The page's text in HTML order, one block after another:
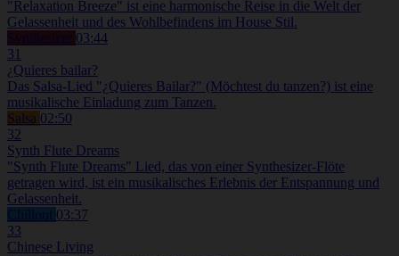
"Relaxation Breeze" ist eine harmonische Reise in die Welt der
Gelassenheit und des Wohlbefindens im House Stil.
Synthesizer 03:44
31
¿Quieres bailar?
Das Salsa-Lied "¿Quieres Bailar?" (Möchtest du tanzen?) ist eine
musikalische Einladung zum Tanzen.
Salsa 02:50
32
Synth Flute Dreams
"Synth Flute Dreams" Lied, das von einer Synthesizer-Flöte
getragen wird, ist ein musikalisches Erlebnis der Entspannung und
Gelassenheit.
03:37
33
Chinese Living